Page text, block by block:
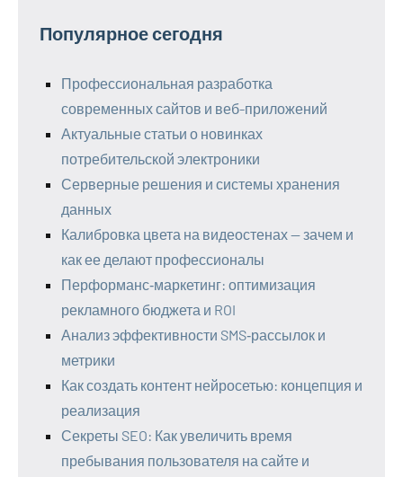
Популярное сегодня
Профессиональная разработка
современных сайтов и веб-приложений
Актуальные статьи о новинках
потребительской электроники
Серверные решения и системы хранения
данных
Калибровка цвета на видеостенах — зачем и
как ее делают профессионалы
Перформанс‑маркетинг: оптимизация
рекламного бюджета и ROI
Анализ эффективности SMS‑рассылок и
метрики
Как создать контент нейросетью: концепция и
реализация
Секреты SEO: Как увеличить время
пребывания пользователя на сайте и